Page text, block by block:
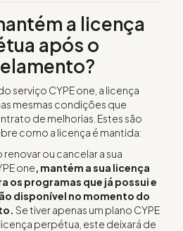
a licença
após o
serviço CYPE one, a licença
mesmas condições que
de melhorias. Estes são
como a licença é mantida:
ou cancelar a sua
one, mantém a sua licença
os programas que já possui e
disponível no momento do
Se tiver apenas um plano CYPE
perpétua, este deixará de